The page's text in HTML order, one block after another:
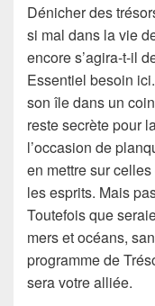
Dénicher des
si mal dans la vie
encore s’agira-t-il
Essentiel besoin
son île dans un
reste secrète pour
l’occasion de
en mettre sur
les esprits. Mais
Toutefois que
mers et océans,
programme de
sera votre alliée.